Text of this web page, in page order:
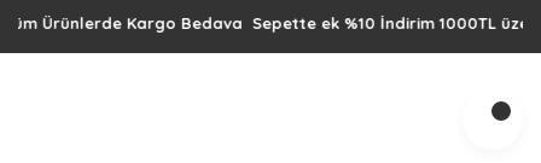
Ürünlerde Kargo Bedava Sepette ek %10 İndirim 1000TL üzeri